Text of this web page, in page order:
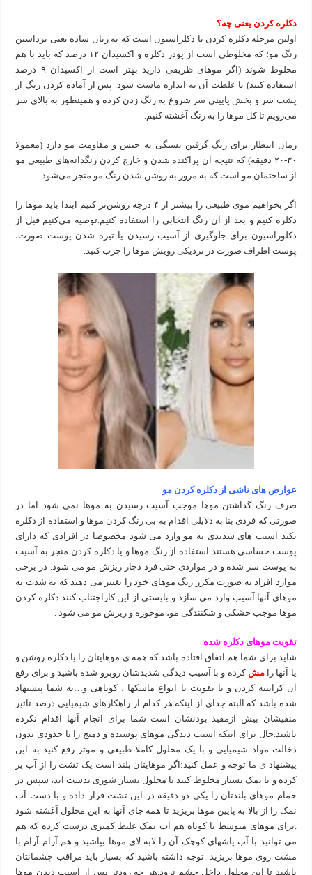
دکلره کردن یعنی چه؟
اولین مرحله دکلره کردن یا دکلراسیون است که به زبان ساده یعنی برداشتن
رنگ مو؛ که مخلوطی است از پودر دکلره و اکسیدان ۱۲ درصد که باید با هم
مخلوط شوند (اگر موهای ظریفی دارید بهتر است از اکسیدان ۹ درصد
استفاده کنید) تا غلظت آن به اندازه ماست شود. پس از آماده کردن رنگ از
پشت سر و بخش پایینی سر شروع به رنگ زدن کرده و همینطور به بالای سر
می‌رویم تا کل موها را به رنگ آغشته کنیم.
زمان انتظار برای رنگ گرفتن بستگی به جنس و مقاومت مو دارد (معمولا
۳۰-۲۰ دقیقه) که نتیجه آن پراکنده شدن و خارج کردن رنگدانه‌‌های طبیعی مو
از ساختمان مو است که به مرور به روشن شدن رنگ مو منجر می‌شود.
اگر بخواهیم موی طبیعی را بیشتر از ۴ درجه روشن‌تر کنیم ابتدا باید موها را
دکلره کنیم و بعد از آن رنگ انتخابی را استفاده کنیم.توصیه می‌کنیم قبل از
دکلوراسیون برای جلوگیری از آسیب رسیدن یا تیره شدن پوست صورت،
پوست اطراف صورت در نزدیکی رویش موها را چرب کنید.
عوارض های ناشی از دکلره کردن مو
صرف رنگ گذاشتن موها موجب آسیب رسیدن به موها نمی شود اما در
صورتی که فردی بنا به دلایلی اقدام به بی رنگ کردن موها و استفاده از دکلره
بکند آسیب های شدیدی به مو وارد می شود مخصوصا در افرادی که دارای
پوست حساسی هستند استفاده از رنگ موها و یا دکلره کردن منجر به آسیب
به پوست سر شده و در مواردی حتی فرد دچار ریزش مو می شود. در برخی
موارد افراد به صورت مکرر رنگ موهای خود را تغییر می دهند که به شدت به
موهای آنها آسیب وارد می سازد و بایستی از این کاراجتناب کنند.دکلره کردن
موها موجب خشکی و شکنندگی مو، موخوره و ریزش مو می شود .
تقویت موهای دکلره شده
شاید برای شما هم اتفاق افتاده باشد که همه ی موهایتان را یا دکلره روشن و
یا آنها رامش کرده و با آسیب دیدگی شدیدشان روبرو شده باشید و برای رفع
آن کراتینه کردن و یا تقویت با انواع ماسکها ، کوتاهی و…به شما پیشنهاد
شده باشد که البته جدای از اینکه هر کدام از راهکارهای شیمیایی درصد تاثیر
منفیشان بیش ازمفید بودنشان است شما برای انجام آنها اقدام نکرده
باشید.حال برای اینکه آسیب دیدگی موهای پوسیده و دمیج را تا حدودی بدون
دخالت مواد شیمیایی و با یک محلول کاملا طبیعی و موثر رفع کنید به این
پیشنهاد ی ما توجه و عمل کنید:اگر موهایتان بلند است یک تشت را از آب پر
کرده و با نمک بسیار مخلوط کنید تا محلول بسیار شوری بدست آید، سپس در
حمام موهای بلندتان را یکی دو دقیقه در این تشت قرار داده و با دست آب
نمک را از بالا به پایین موها بریزید تا همه جای آنها به این محلول آغشته شود
.برای موهای متوسط یا کوتاه هم آب نمک غلیظ کمتری درست کرده که هم
می توانید با آب پاشهای کوچک آن را لابه لای موها بپاشید و هم آرام آرام با
مشت روی موها بریزید .توجه داشته باشید که بسیار باید مراقب چشمانتان
باشید تا این محلول داخل چشم نرود.هر چه زودتر پس از آسیب دیدن موها